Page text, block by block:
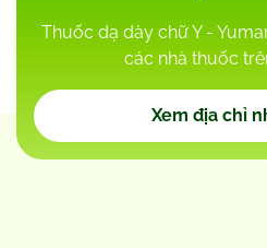
Thuốc dạ dày chữ Y -
các nhà thuốc
Xem địa chỉ